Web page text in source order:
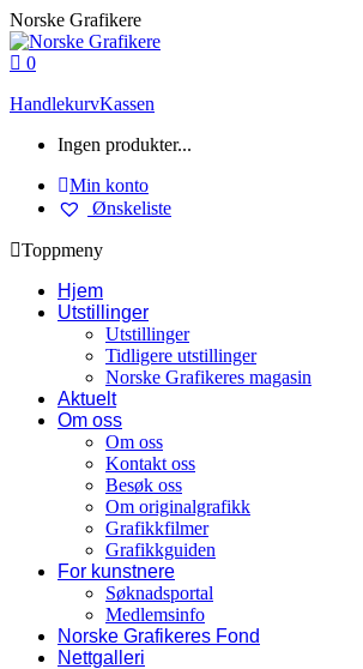
Skip
to
content
Norske Grafikere
0
HandlekurvKassen
Ingen produkter...
Min konto
Ønskeliste
Toppmeny
Hjem
Utstillinger
Utstillinger
Tidligere utstillinger
Norske Grafikeres magasin
Aktuelt
Om oss
Om oss
Kontakt oss
Besøk oss
Om originalgrafikk
Grafikkfilmer
Grafikkguiden
For kunstnere
Søknadsportal
Medlemsinfo
Norske Grafikeres Fond
Nettgalleri